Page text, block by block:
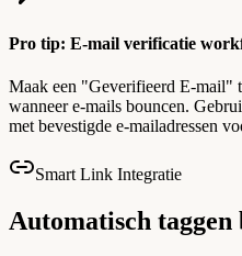
Pro tip: E-mail verificatie
Maak een "Geverifieerd E-mail"
wanneer e-mails bouncen.
met bevestigde e-mailadressen
Smart Link Integratie
Automatisch